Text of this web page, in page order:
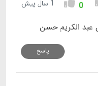
0 1 سال پیش
عبد الکریم حسن
پاسخ